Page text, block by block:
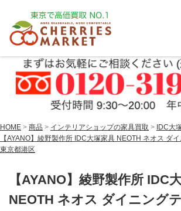
HOME > 商品 > インテリアショップの家具買取 > IDC大
【AYANO】綾野製作所 IDC大塚家具 NEOTH ネオス ダ
東京都港区
【AYANO】綾野製作所 IDC
NEOTH ネオス ダイニング